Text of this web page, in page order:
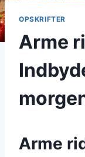
OPSKRIFTER
Arme
Arme